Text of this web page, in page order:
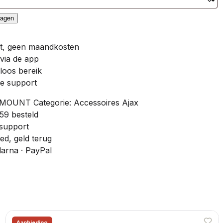
geen maandkosten
de app
bereik
support
Categorie: Accessoires Ajax
besteld
geld terug
· PayPal